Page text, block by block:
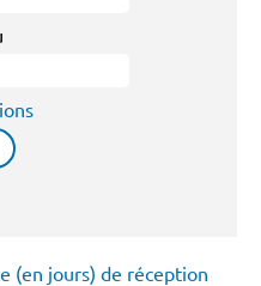
(en jours) de réception